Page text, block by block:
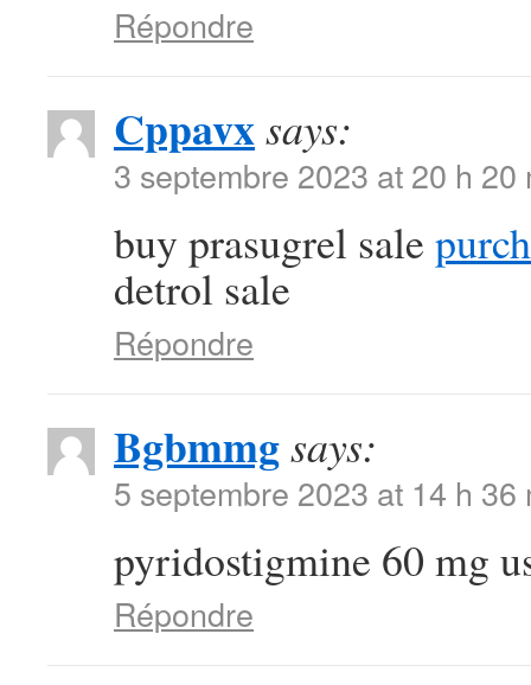
Répondre
Cppavxsays:
3 septembre 2023 at 20 h 20
buy prasugrel sale
detrol sale
Répondre
Bgbmmgsays:
5 septembre 2023 at 14 h 36
pyridostigmine 60 mg
Répondre